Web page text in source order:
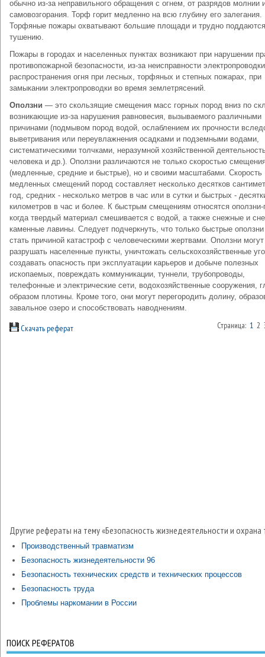
обычно из-за неправильного обращения с огнем, от разрядов молнии
самовозгорания. Торф горит медленно на всю глубину его залегания.
Торфяные пожары охватывают боль­шие площади и трудно поддаются
тушению.
Пожары в городах и населенных пунктах возникают при нарушении
противопожарной безопасности, из-за неисправности
распространения огня при лесных, торфяных и степных пожарах, при
замыкании электропроводки во время землетрясений.
Оползни — это скользящие смещения масс горных пород вниз по
возникающие из-за нарушения равновесия, вызываемого различными
причинами (подмывом пород водой, ослаблением их прочности
выветривания или переувлажнения осадками и подземными водами,
систематическими толчками, неразумной хозяйственной
человека и др.). Оползни различаются не только скоростью
(медленные, средние и быстрые), но и своими масштабами. Скорость
медленных смещений пород составляет несколько десятков
год, средних - несколько метров в час или в сутки и быстрых -
километров в час и более. К быстрым смещениям относятся оползни-
когда твердый материал смешивается с водой, а также снежные и
каменные лавины. Следует подчеркнуть, что только быстрые оползни
стать причиной катастроф с человеческими жертвами. Оползни могут
разрушать населенные пункты, уничтожать сельскохозяйственные
создавать опасность при эксплуатации карьеров и добыче полезных
ископаемых, повреждать коммуникации, туннели, трубопроводы,
телефонные и электрические сети, водохозяйственные сооружения,
образом плотины. Кроме того, они могут перегородить долину,
завальное озеро и способствовать наводнениям.
Скачать реферат Страница: 1 2
Другие рефераты на тему «Безопасность жизнедеятельности и охрана
Производственный травматизм
Безопасность жизнедеятельности 96
Безопасность технических средств и технических процессов
Безопасность труда
Проблемы наркомании в России
ПОИСК РЕФЕРАТОВ